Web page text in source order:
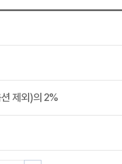
제외)의 2%